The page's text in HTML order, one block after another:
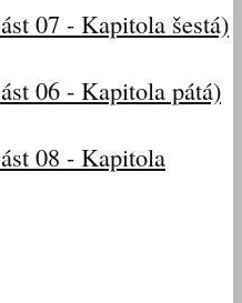
07 - Kapitola šestá)
06 - Kapitola pátá)
08 - Kapitola